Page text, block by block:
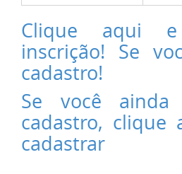
Clique aqui
inscrição! Se
cadastro!
Se você
cadastro, clique
cadastrar